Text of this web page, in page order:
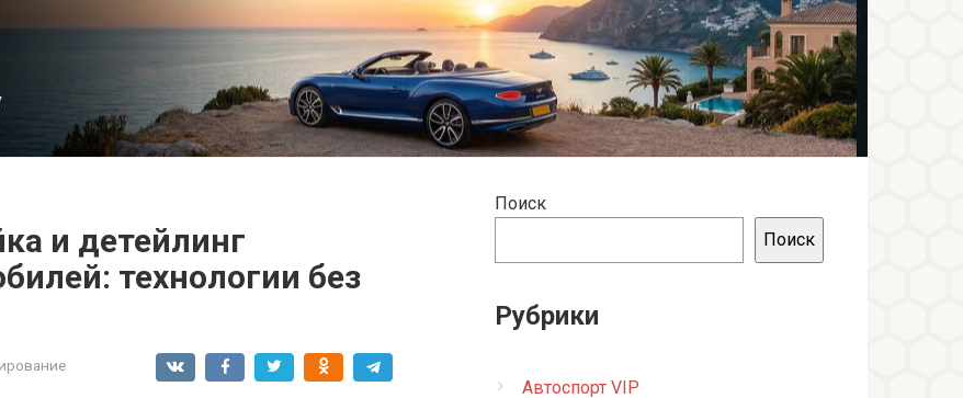
и детейлинг
технологии без
Поиск
Поиск
Рубрики
Автоспорт VIP